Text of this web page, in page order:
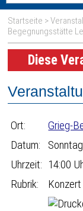
Startseite >
Begegnungsstätte
Diese
Ort:
Grieg-
Datum:
Uhrzeit: 14:00
Rubrik:
Konzert